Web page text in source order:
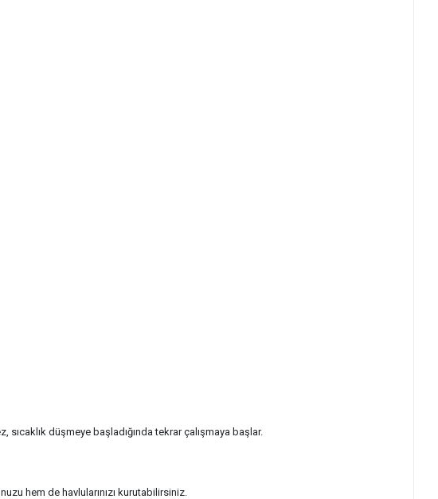
sıcaklık düşmeye başladığında tekrar çalışmaya başlar.
hem de havlularınızı kurutabilirsiniz.